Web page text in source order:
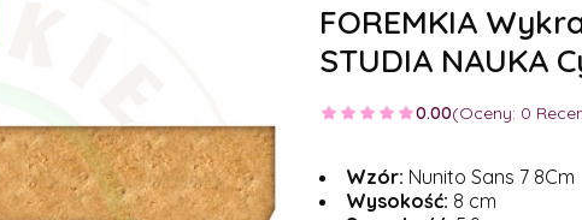
FOREMKIA
STUDIA NAUKA
0.00(Oceny: 0
Wzór: Nunito Sans 7 8Cm
Wysokość: 8 cm